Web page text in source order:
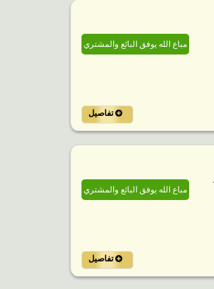
مباع الله يوفق البائع والمشتري
تفاصيل
مباع الله يوفق البائع والمشتري
تفاصيل